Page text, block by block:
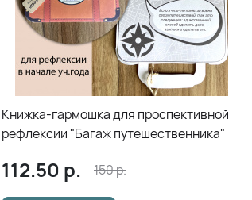
Книжка-гармошка для проспективной
рефлексии "Багаж путешественника"
112.50 р. 150р.